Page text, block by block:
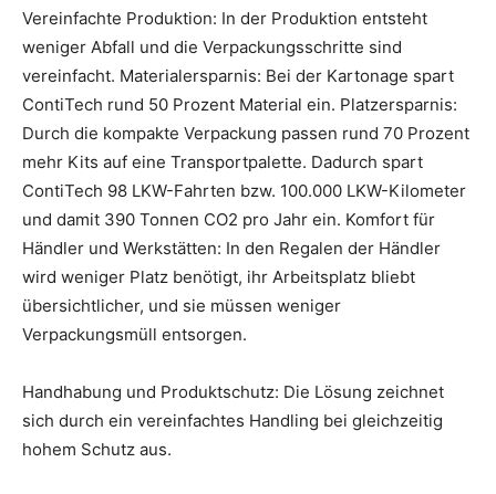
Vereinfachte Produktion: In der Produktion entsteht
weniger Abfall und die Verpackungsschritte sind
vereinfacht. Materialersparnis: Bei der Kartonage spart
ContiTech rund 50 Prozent Material ein. Platzersparnis:
Durch die kompakte Verpackung passen rund 70 Prozent
mehr Kits auf eine Transportpalette. Dadurch spart
ContiTech 98 LKW-Fahrten bzw. 100.000 LKW-Kilometer
und damit 390 Tonnen CO2 pro Jahr ein. Komfort für
Händler und Werkstätten: In den Regalen der Händler
wird weniger Platz benötigt, ihr Arbeitsplatz bliebt
übersichtlicher, und sie müssen weniger
Verpackungsmüll entsorgen.
Handhabung und Produktschutz: Die Lösung zeichnet
sich durch ein vereinfachtes Handling bei gleichzeitig
hohem Schutz aus.